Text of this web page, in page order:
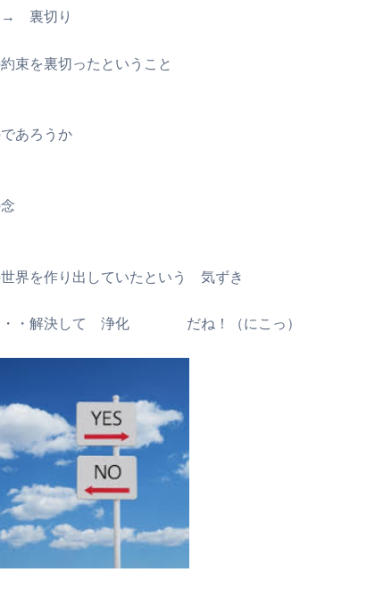
→ 裏切り
束を裏切ったということ
あろうか
界を作り出していたという 気ずき
・・解決して 浄化 だね！（にこっ）